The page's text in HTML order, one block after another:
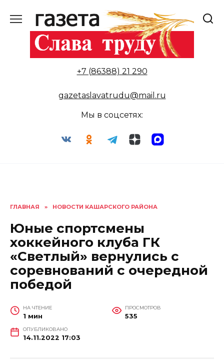
содержанию
+7 (86388) 21 290
gazetaslavatrudu@mail.ru
Мы в соцсетях:
ГЛАВНАЯ » НОВОСТИ КАШАРСКОГО РАЙОНА
Юные спортсмены
хоккейного клуба ГК
«Светлый» вернулись с
соревнований с очередной
победой
НА ЧТЕНИЕ
1 мин
ПРОСМОТРОВ
535
ОПУБЛИКОВАНО
14.11.2022 17:03